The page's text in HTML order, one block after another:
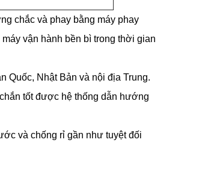
chắc và phay bằng máy phay
vận hành bền bì trong thời gian
Quốc, Nhật Bản và nội địa Trung.
tốt được hệ thống dẫn hướng
và chống rỉ gần như tuyệt đối